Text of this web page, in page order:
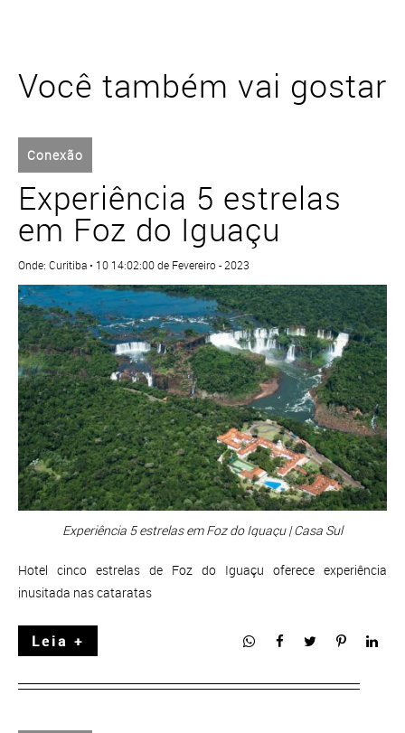
Você também vai gostar
Conexão
Experiência 5 estrelas
em Foz do Iguaçu
Onde: Curitiba • 10 14:02:00 de Fevereiro - 2023
Experiência 5 estrelas em Foz do Iguaçu | Casa Sul
Hotel cinco estrelas de Foz do Iguaçu oferece experiência
inusitada nas cataratas
Leia +